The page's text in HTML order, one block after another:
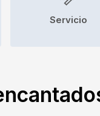
Servicio